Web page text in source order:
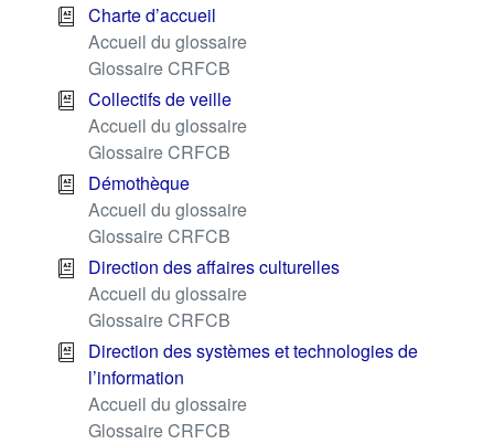
Charte d’accueil
Accueil du glossaire
Glossaire CRFCB
Collectifs de veille
Accueil du glossaire
Glossaire CRFCB
Démothèque
Accueil du glossaire
Glossaire CRFCB
Direction des affaires culturelles
Accueil du glossaire
Glossaire CRFCB
Direction des systèmes et technologies de
l’information
Accueil du glossaire
Glossaire CRFCB